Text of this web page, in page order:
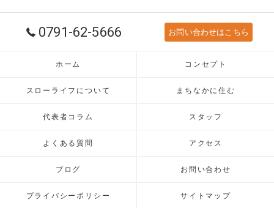
0791-62-5666 お問い合わせはこちら
ホーム コンセプト
スローライフについて まちなかに住む
代表者コラム スタッフ
よくある質問 アクセス
ブログ お問い合わせ
プライバシーポリシー サイトマップ